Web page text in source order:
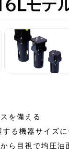
を備える
る機器サイズ
ら目視で均圧油